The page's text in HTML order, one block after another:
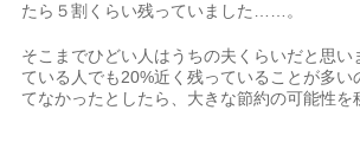
たら５割くらい残っていました……。
そこまでひどい人はうちの夫くらいだと思い
ている人でも20%近く残っていることが多い
てなかったとしたら、大きな節約の可能性を